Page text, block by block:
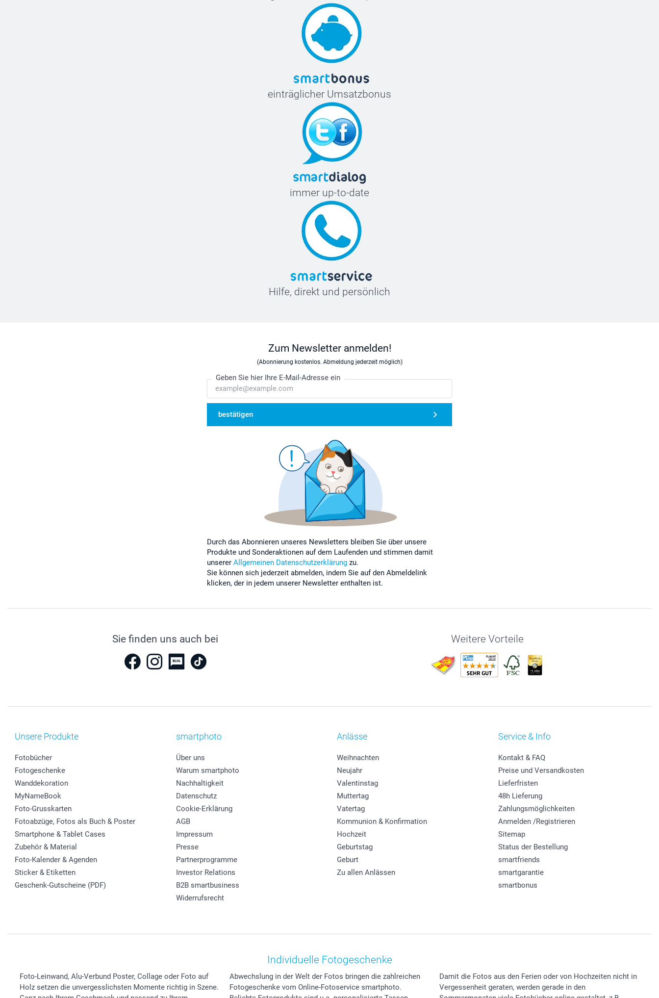
einträglicher Umsatzbonus
immer up-to-date
Hilfe, direkt und persönlich
Zum Newsletter anmelden!
(Abonnierung kostenlos. Abmeldung jederzeit möglich)
Geben Sie hier Ihre E-Mail-Adresse ein
bestätigen
Durch das Abonnieren unseres Newsletters bleiben Sie über unsere
Produkte und Sonderaktionen auf dem Laufenden und stimmen damit
unserer Allgemeinen Datenschutzerklärung zu.
Sie können sich jederzeit abmelden, indem Sie auf den Abmeldelink
klicken, der in jedem unserer Newsletter enthalten ist.
Sie finden uns auch bei Weitere Vorteile
Unsere Produkte
Fotobücher
Fotogeschenke
Wanddekoration
MyNameBook
Foto-Grusskarten
Fotoabzüge, Fotos als Buch & Poster
Smartphone & Tablet Cases
Zubehör & Material
Foto-Kalender & Agenden
Sticker & Etiketten
Geschenk-Gutscheine (PDF)
smartphoto
Über uns
Warum smartphoto
Nachhaltigkeit
Datenschutz
Cookie-Erklärung
AGB
Impressum
Presse
Partnerprogramme
Investor Relations
B2B smartbusiness
Widerrufsrecht
Anlässe
Weihnachten
Neujahr
Valentinstag
Muttertag
Vatertag
Kommunion & Konfirmation
Hochzeit
Geburtstag
Geburt
Zu allen Anlässen
Service & Info
Kontakt & FAQ
Preise und Versandkosten
Lieferfristen
48h Lieferung
Zahlungsmöglichkeiten
Anmelden /Registrieren
Sitemap
Status der Bestellung
smartfriends
smartgarantie
smartbonus
Individuelle Fotogeschenke
Foto-Leinwand, Alu-Verbund Poster, Collage oder Foto auf
Holz setzen die unvergesslichsten Momente richtig in Szene.
Abwechslung in der Welt der Fotos bringen die zahlreichen
Fotogeschenke vom Online-Fotoservice smartphoto.
Damit die Fotos aus den Ferien oder von Hochzeiten nicht in
Vergessenheit geraten, werden gerade in den